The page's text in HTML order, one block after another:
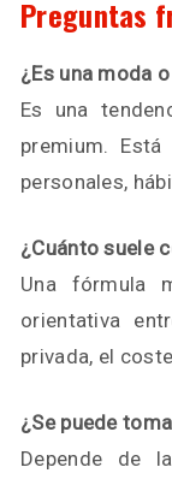
Preguntas
¿Es una moda
Es una
premium.
personales,
¿Cuánto suele
Una fórmula
orientativa
privada, el
¿Se puede
Depende de